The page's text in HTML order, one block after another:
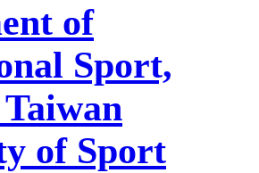
of
Sport,
of Sport